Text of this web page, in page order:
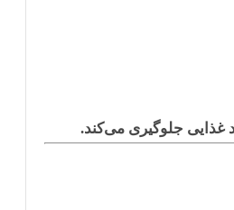
غذایی جلوگیری می‌کند.